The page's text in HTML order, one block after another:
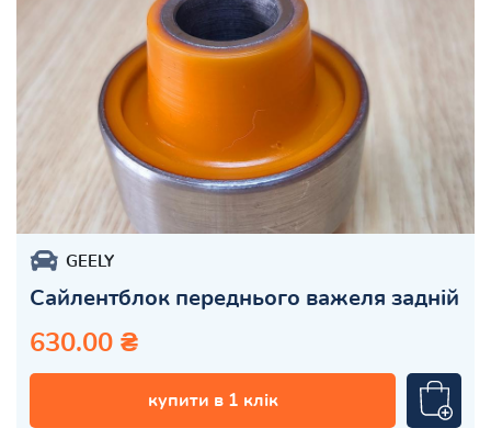
GEELY
Сайлентблок переднього важеля задній
630.00 ₴
купити в 1 клік